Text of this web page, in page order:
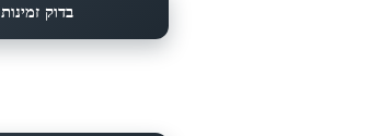
בדוק זמינות